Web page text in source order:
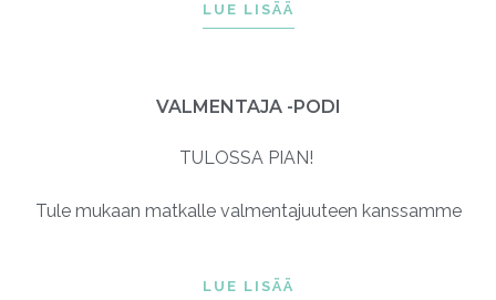
LUE LISÄÄ
VALMENTAJA -PODI
TULOSSA PIAN!
Tule mukaan matkalle valmentajuuteen kanssamme
LUE LISÄÄ